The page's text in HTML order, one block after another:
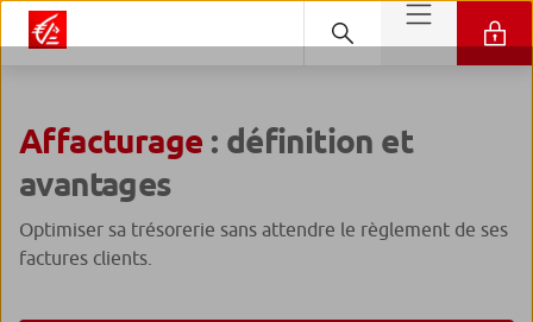
Affacturage : définition et
avantages
Optimiser sa trésorerie sans attendre le règlement de ses
factures clients.